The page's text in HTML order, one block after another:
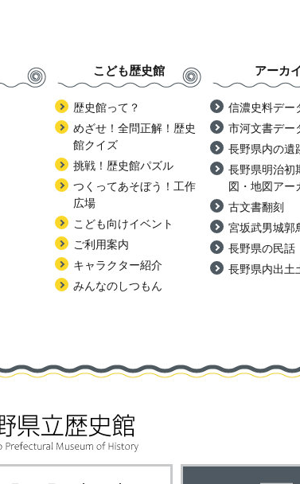
こども歴史館
歴史館って？
めざせ！全問正解！歴史
館クイズ
挑戦！歴史館パズル
つくってあそぼう！工作
広場
こども向けイベント
ご利用案内
キャラクター紹介
みんなのしつもん
アーカ
信濃史料デー
市河文書デー
長野県内の遺
長野県明治初
図・地図アー
古文書翻刻
宮坂武男城郭
長野県の民話
長野県内出土